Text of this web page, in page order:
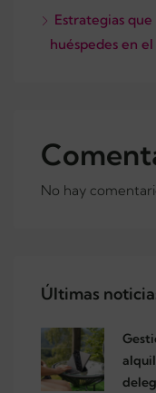
Estrategias
huéspedes en
No hay
Últimas